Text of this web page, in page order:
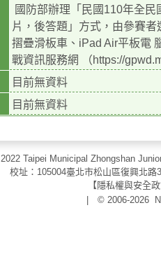
國防部辦理「民國110年全
片，後答題」方式，由參賽
摺疊滑板車、iPad Air平板電
戰資訊服務網 （https://
目前無資料
目前無資料
2022 Taipei Municipal Zhongshan
校址：105004臺北市松山區復興北
【隱私權與安全
| © 2006-2026